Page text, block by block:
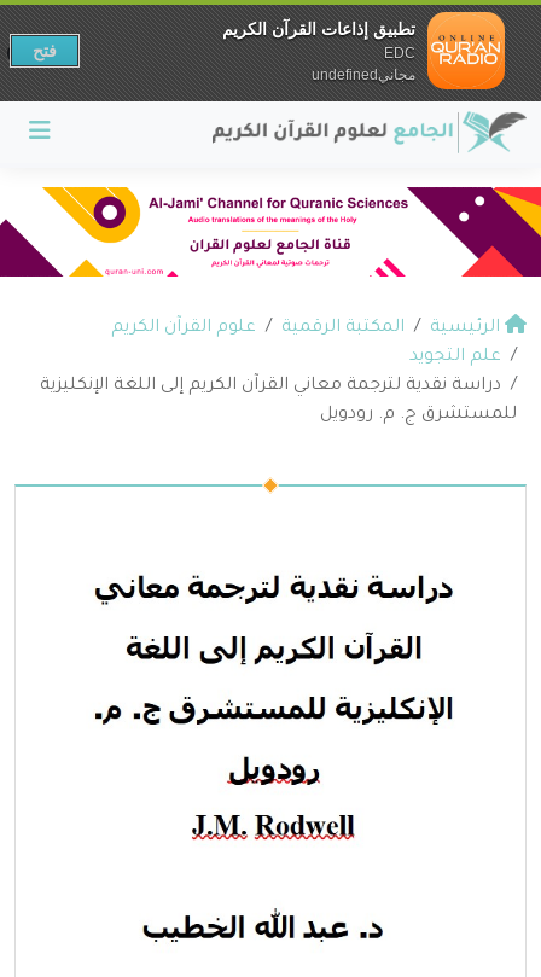
الرئيسية المكتبة الرقمية
علوم القرآن الكريم
علم التجويد
دراسة نقدية لترجمة معاني القرآن الكريم إلى اللغة الإنكليزية
للمستشرق ج. م. رودويل
تطبيق إذاعات القرآن الكريم
EDC
مجانيundefined
فتح